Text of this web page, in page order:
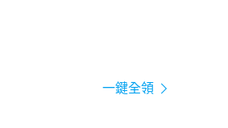
一鍵全領